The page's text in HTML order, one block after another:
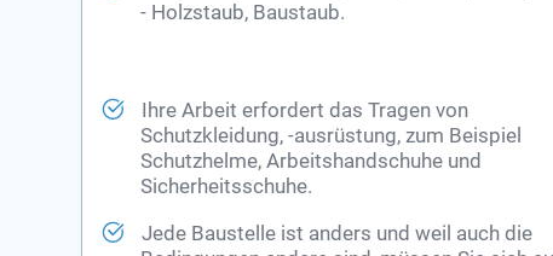
- Holzstaub, Baustaub.
Ihre Arbeit erfordert das Tragen von
Schutzkleidung, -ausrüstung, zum Beispiel
Schutzhelme, Arbeitshandschuhe und
Sicherheitsschuhe.
Jede Baustelle ist anders und weil auch die